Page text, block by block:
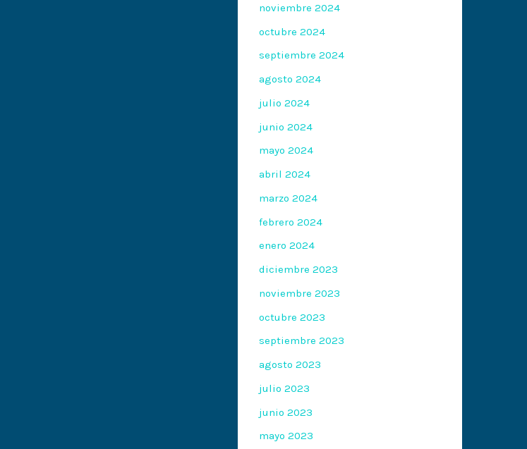
noviembre 2024
octubre 2024
septiembre 2024
agosto 2024
julio 2024
junio 2024
mayo 2024
abril 2024
marzo 2024
febrero 2024
enero 2024
diciembre 2023
noviembre 2023
octubre 2023
septiembre 2023
agosto 2023
julio 2023
junio 2023
mayo 2023